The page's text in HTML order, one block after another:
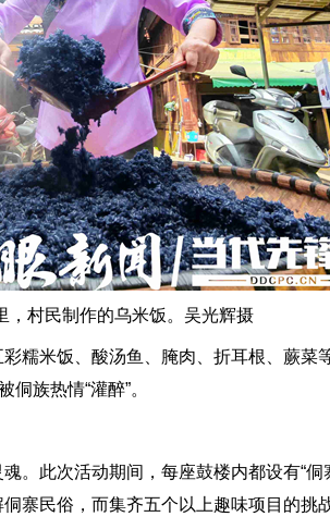
，村民制作的乌米饭。吴光辉摄
米饭、酸汤鱼、腌肉、折耳根、蕨菜
族热情“灌醉”。
此次活动期间，每座鼓楼内都设有“侗
民俗，而集齐五个以上趣味项目的挑